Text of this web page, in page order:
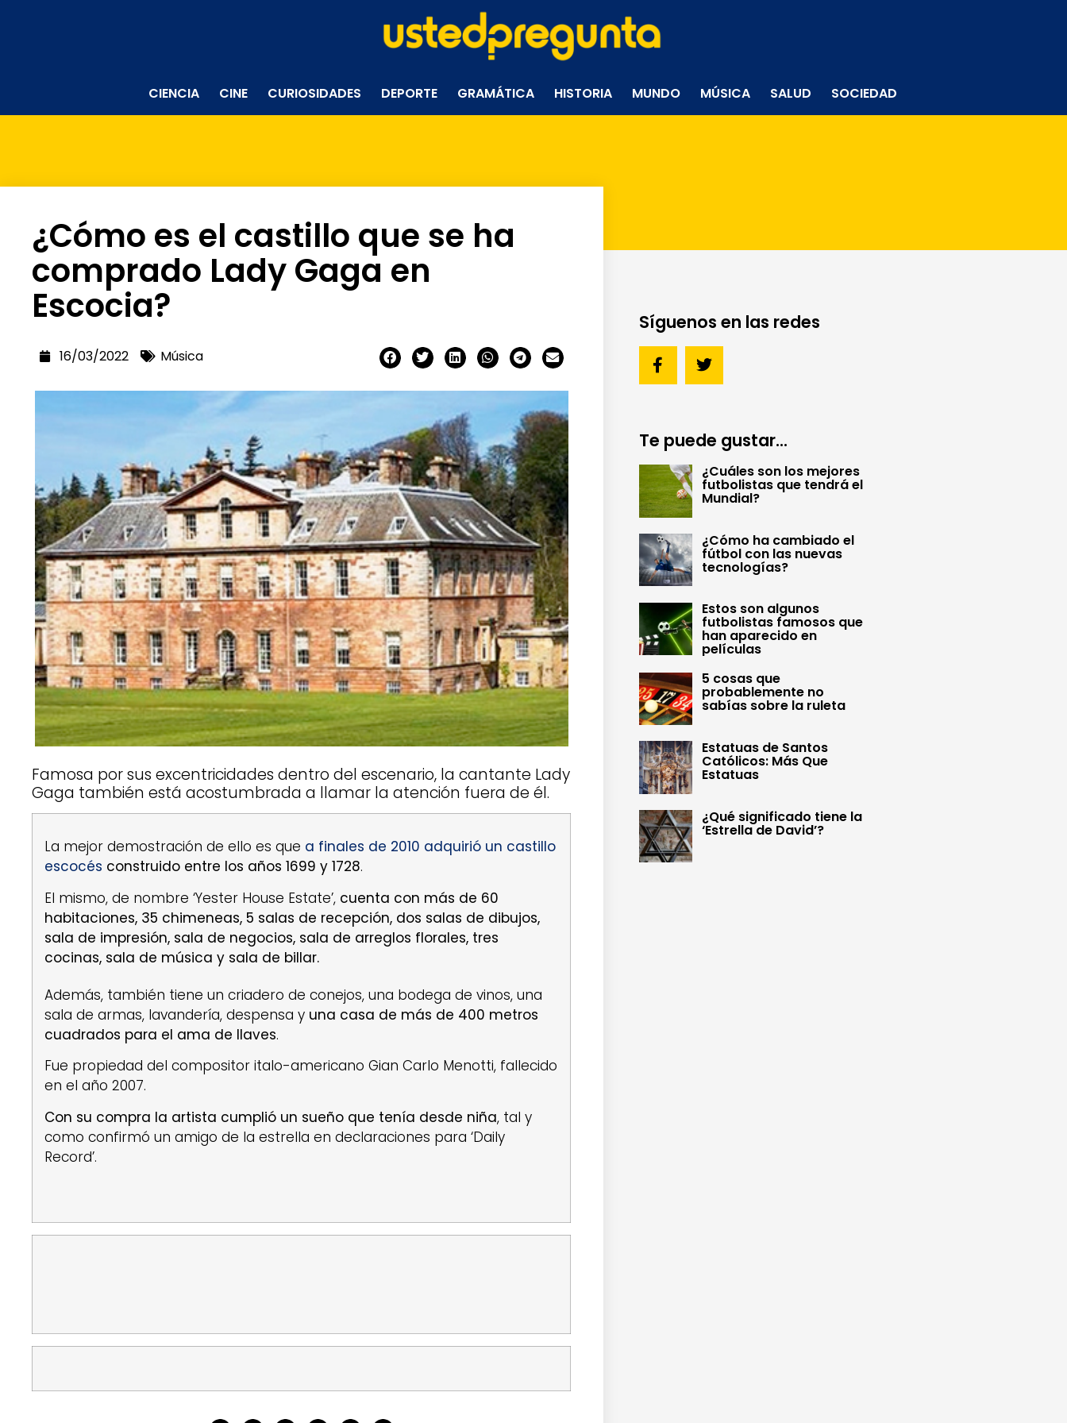
CIENCIA CINE CURIOSIDADES DEPORTE GRAMÁTICA HISTORIA MUNDO MÚSICA SALUD SOCIEDAD
¿Cómo es el castillo que se ha
comprado Lady Gaga en
Escocia?
16/03/2022 Música
Famosa por sus excentricidades dentro del escenario, la cantante Lady
Gaga también está acostumbrada a llamar la atención fuera de él.
La mejor demostración de ello es que a finales de 2010 adquirió un castillo
escocés construido entre los años 1699 y 1728.
El mismo, de nombre ‘Yester House Estate’, cuenta con más de 60
habitaciones, 35 chimeneas, 5 salas de recepción, dos salas de dibujos,
sala de impresión, sala de negocios, sala de arreglos florales, tres
cocinas, sala de música y sala de billar.
Además, también tiene un criadero de conejos, una bodega de vinos, una
sala de armas, lavandería, despensa y una casa de más de 400 metros
cuadrados para el ama de llaves.
Fue propiedad del compositor italo-americano Gian Carlo Menotti, fallecido
en el año 2007.
Con su compra la artista cumplió un sueño que tenía desde niña, tal y
como confirmó un amigo de la estrella en declaraciones para ‘Daily
Record’.
Síguenos en las redes
Te puede gustar...
¿Cuáles son los mejores
futbolistas que tendrá el
Mundial?
¿Cómo ha cambiado el
fútbol con las nuevas
tecnologías?
Estos son algunos
futbolistas famosos que
han aparecido en
películas
5 cosas que
probablemente no
sabías sobre la ruleta
Estatuas de Santos
Católicos: Más Que
Estatuas
¿Qué significado tiene la
‘Estrella de David’?